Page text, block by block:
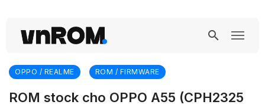
OPPO / REALME ROM / FIRMWARE
ROM stock cho OPPO A55 (CPH2325